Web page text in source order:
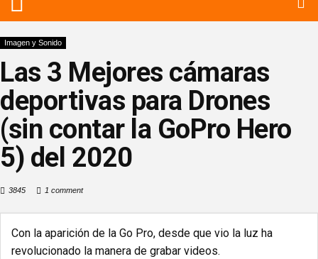
Imagen y Sonido
Las 3 Mejores cámaras
deportivas para Drones
(sin contar la GoPro Hero
5) del 2020
3845 1 comment
Con la aparición de la Go Pro, desde que vio la luz ha
revolucionado la manera de grabar videos.